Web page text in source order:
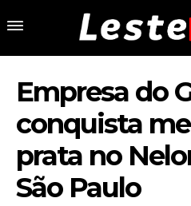
Empresa do
conquista
prata no
São Paulo